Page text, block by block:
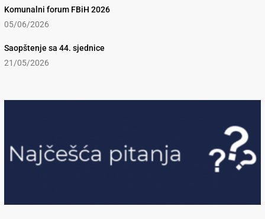
Komunalni forum FBiH 2026
05/06/2026
Saopštenje sa 44. sjednice
21/05/2026